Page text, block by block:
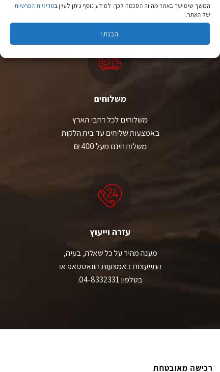
המשך שימושך באתר מהווה הסכמה לכך. למידע נוסף ניתן לעיין במדיניות הפרטיות
של האתר.
הבנתי
יבוא ישיר לצד מותגים מובילים במחירים ללא תחרות.
משלוחים
משלוחים לכל רחבי הארץ
באמצעות שליחים עד בית הלקוח.
משלוח חינם מעל 400 ₪
עזרה וייעוץ
מענה מהיר על כל שאלה, בעיה,
התייעצות באמצעות הוואטסאפ או
בטלפון 04-8332331.
רכישה מאובטחת